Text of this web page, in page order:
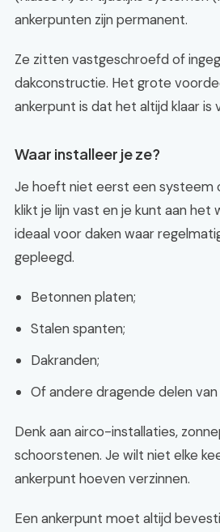
ankerpunten zijn permanent.
Ze zitten vastgeschroefd of
dakconstructie. Het grote
ankerpunt is dat het altijd klaar is
Waar installeer je ze?
Je hoeft niet eerst een systeem
klikt je lijn vast en je kunt aan het
ideaal voor daken waar
gepleegd.
Betonnen platen;
Stalen spanten;
Dakranden;
Of andere dragende delen
Denk aan airco-installaties,
schoorstenen. Je wilt niet elke
ankerpunt hoeven verzinnen.
Een ankerpunt moet altijd